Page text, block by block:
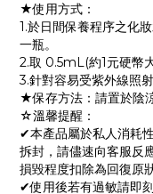
★使用方式：
1.於日間保養程序之化
一瓶。
2.取 0.5mL(約1元硬幣
3.針對容易受紫外線照
★保存方法：請置於陰
☆溫馨提醒：
✔本產品屬於私人消耗
拆封，請儘速向客服反
損毀程度扣除為回復原
✔使用後若有過敏請即